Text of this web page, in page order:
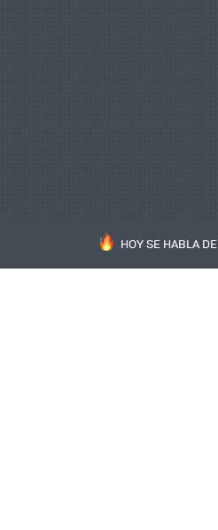
HOY SE HABLA DE